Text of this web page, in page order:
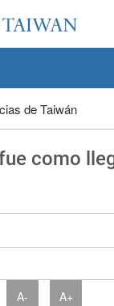
de Taiwán
como
A- A+